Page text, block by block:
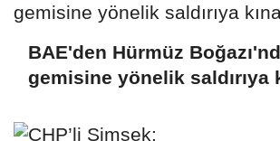
BAE'den Hürmüz
gemisine yönelik saldırıya